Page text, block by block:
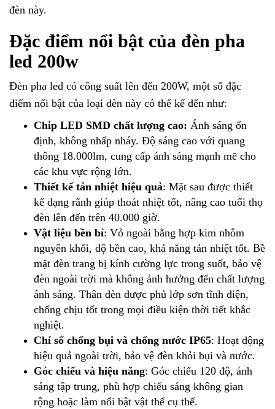
đèn này.
Đặc điểm nổi bật của đèn pha
led 200w
Đèn pha led có công suất lên đến 200W, một số đặc
điểm nổi bật của loại đèn này có thể kể đến như:
Chip LED SMD chất lượng cao: Ánh sáng ổn
định, không nhấp nháy. Độ sáng cao với quang
thông 18.000lm, cung cấp ánh sáng mạnh mẽ cho
các khu vực rộng lớn.
Thiết kế tản nhiệt hiệu quả: Mặt sau được thiết
kế dạng rãnh giúp thoát nhiệt tốt, nâng cao tuổi thọ
đèn lên đến trên 40.000 giờ.
Vật liệu bền bỉ: Vỏ ngoài bằng hợp kim nhôm
nguyên khối, độ bền cao, khả năng tản nhiệt tốt. Bề
mặt đèn trang bị kính cường lực trong suốt, bảo vệ
đèn ngoài trời mà không ảnh hưởng đến chất lượng
ánh sáng. Thân đèn được phủ lớp sơn tĩnh điện,
chống chịu tốt trong mọi điều kiện thời tiết khắc
nghiệt.
Chỉ số chống bụi và chống nước IP65: Hoạt động
hiệu quả ngoài trời, bảo vệ đèn khỏi bụi và nước.
Góc chiếu và hiệu năng: Góc chiếu 120 độ, ánh
sáng tập trung, phù hợp chiếu sáng không gian
rộng hoặc làm nổi bật vật thể cụ thể.